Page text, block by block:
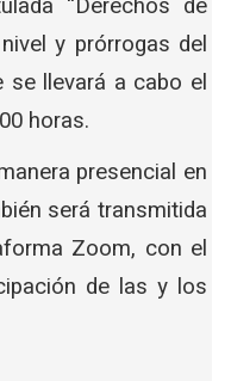
y prórrogas del
se llevará a cabo el
horas.
presencial en
será transmitida
Zoom, con el
de las y los